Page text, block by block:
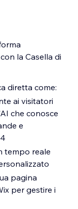
la Casella di
diretta come:
ai visitatori
che conosce
e
tempo reale
pagina
per gestire i